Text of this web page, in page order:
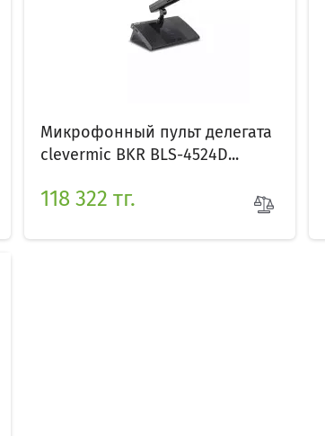
Микрофонный пульт делегата
clevermic BKR BLS-4524D...
118 322 тг.